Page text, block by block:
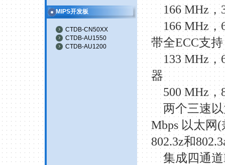
MIPS开发板
CTDB-CN50XX
CTDB-AU1550
CTDB-AU1200
166 MHz，
166 MHz，
带全ECC支持
133 MHz，
器
500 MHz，
两个三速
Mbps 以太网(
802.3z和
集成四通道